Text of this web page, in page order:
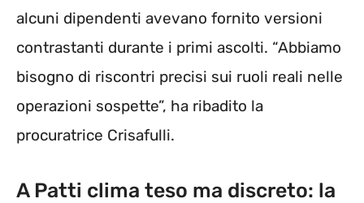
alcuni dipendenti avevano fornito versioni
contrastanti durante i primi ascolti. “Abbiamo
bisogno di riscontri precisi sui ruoli reali nelle
operazioni sospette”, ha ribadito la
procuratrice Crisafulli.
A Patti clima teso ma discreto: la